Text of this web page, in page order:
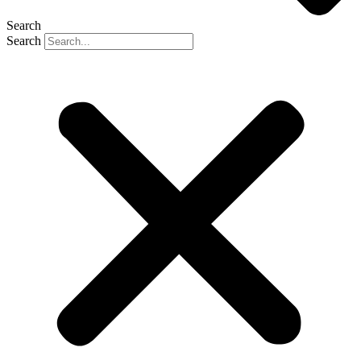
Search
Search